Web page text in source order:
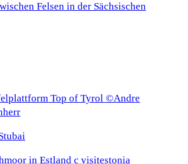
Felsen in der Sächsischen